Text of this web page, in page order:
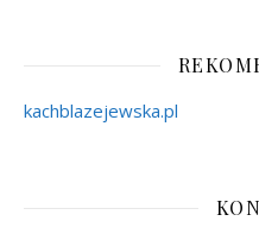
kachblazejewska.pl